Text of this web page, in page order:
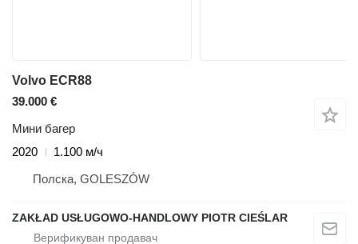
Volvo ECR88
39.000 €
Мини багер
2020
1.100 м/ч
Полска, GOLESZÓW
ZAKŁAD USŁUGOWO-HANDLOWY PIOTR CIEŚLAR